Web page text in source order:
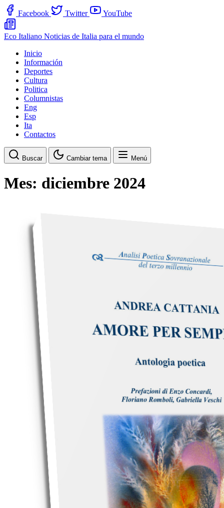
Facebook Twitter YouTube
Eco Italiano Noticias de Italia para el mundo
Inicio
Información
Deportes
Cultura
Politica
Columnistas
Eng
Esp
Ita
Contactos
Buscar Cambiar tema Menú
Mes: diciembre 2024